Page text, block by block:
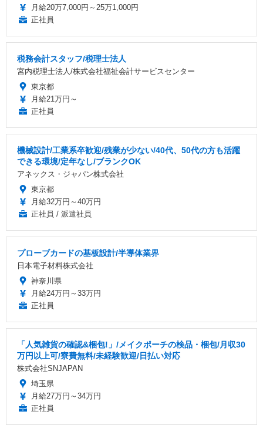
月給20万7,000円～25万1,000円
正社員
税務会計スタッフ/税理士法人
宮内税理士法人/株式会社福祉会計サービスセンター
東京都
月給21万円～
正社員
機械設計/工業系卒歓迎/残業が少ない/40代、50代の方も活躍
できる環境/定年なし/ブランクOK
アネックス・ジャパン株式会社
東京都
月給32万円～40万円
正社員 / 派遣社員
プローブカードの基板設計/半導体業界
日本電子材料株式会社
神奈川県
月給24万円～33万円
正社員
「人気雑貨の確認&梱包!」/メイクポーチの検品・梱包/月収30
万円以上可/寮費無料/未経験歓迎/日払い対応
株式会社SNJAPAN
埼玉県
月給27万円～34万円
正社員